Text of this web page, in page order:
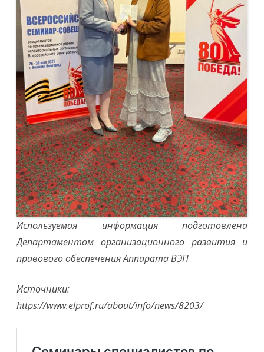
Используемая информация подготовлена
Департаментом организационного развития и
правового обеспечения Аппарата ВЭП
Источники:
https://www.elprof.ru/about/info/news/8203/